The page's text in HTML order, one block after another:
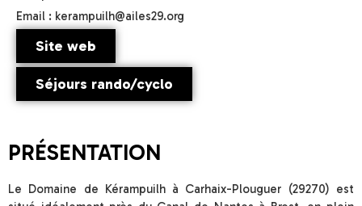
Email : kerampuilh@ailes29.org
Site web
Séjours rando/cyclo